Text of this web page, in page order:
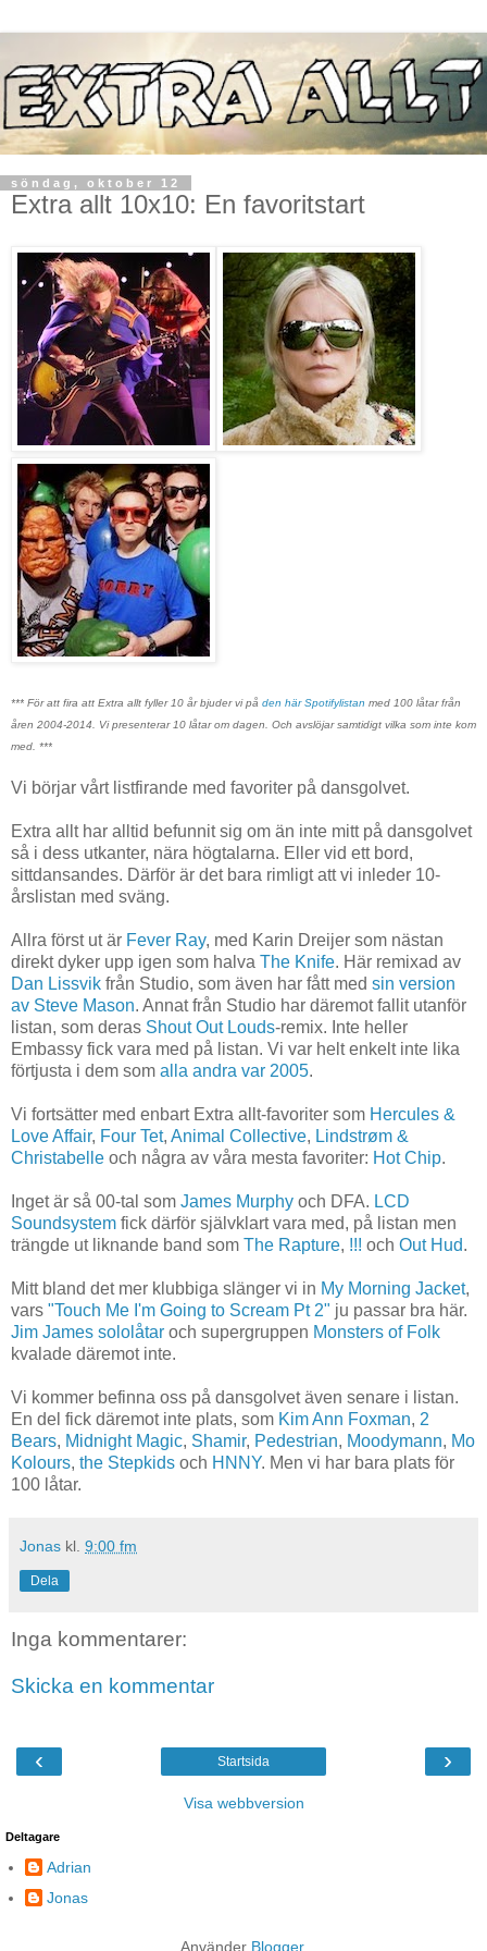
söndag, oktober 12
Extra allt 10x10: En favoritstart
*** För att fira att Extra allt fyller 10 år bjuder vi på den här Spotifylistan med 100 låtar från
åren 2004-2014. Vi presenterar 10 låtar om dagen. Och avslöjar samtidigt vilka som inte kom
med. ***
Vi börjar vårt listfirande med favoriter på dansgolvet.
Extra allt har alltid befunnit sig om än inte mitt på dansgolvet
så i dess utkanter, nära högtalarna. Eller vid ett bord,
sittdansandes. Därför är det bara rimligt att vi inleder 10-
årslistan med sväng.
Allra först ut är Fever Ray, med Karin Dreijer som nästan
direkt dyker upp igen som halva The Knife. Här remixad av
Dan Lissvik från Studio, som även har fått med sin version
av Steve Mason. Annat från Studio har däremot fallit utanför
listan, som deras Shout Out Louds-remix. Inte heller
Embassy fick vara med på listan. Vi var helt enkelt inte lika
förtjusta i dem som alla andra var 2005.
Vi fortsätter med enbart Extra allt-favoriter som Hercules &
Love Affair, Four Tet, Animal Collective, Lindstrøm &
Christabelle och några av våra mesta favoriter: Hot Chip.
Inget är så 00-tal som James Murphy och DFA. LCD
Soundsystem fick därför självklart vara med, på listan men
trängde ut liknande band som The Rapture, !!! och Out Hud.
Mitt bland det mer klubbiga slänger vi in My Morning Jacket,
vars "Touch Me I'm Going to Scream Pt 2" ju passar bra här.
Jim James sololåtar och supergruppen Monsters of Folk
kvalade däremot inte.
Vi kommer befinna oss på dansgolvet även senare i listan.
En del fick däremot inte plats, som Kim Ann Foxman, 2
Bears, Midnight Magic, Shamir, Pedestrian, Moodymann, Mo
Kolours, the Stepkids och HNNY. Men vi har bara plats för
100 låtar.
Jonas kl. 9:00 fm
Dela
Inga kommentarer:
Skicka en kommentar
‹ ›
Startsida
Visa webbversion
Deltagare
Adrian
Jonas
Använder Blogger.